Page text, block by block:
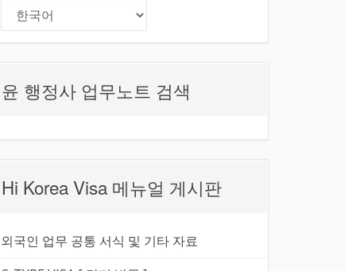
윤 행정사 업무노트 검색
Hi Korea Visa 메뉴얼 게시판
외국인 업무 공통 서식 및 기타 자료